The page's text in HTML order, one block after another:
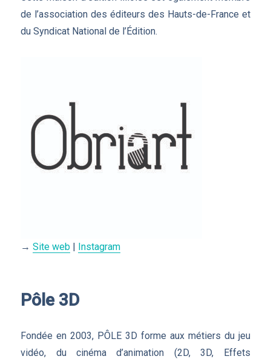
de l’association des éditeurs des Hauts-de-France et
du Syndicat National de l’Édition.
→Site web | Instagram
Pôle 3D
Fondée en 2003, PÔLE 3D forme aux métiers du jeu
vidéo, du cinéma d’animation (2D, 3D, Effets